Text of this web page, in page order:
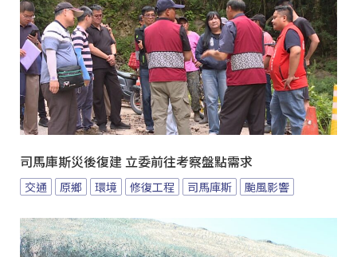
司馬庫斯災後復建 立委前往考察盤點需求
交通 原鄉 環境 修復工程 司馬庫斯 颱風影響